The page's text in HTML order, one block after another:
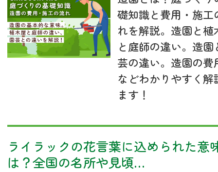
礎知識と費用・施工
れを解説。造園と植
と庭師の違い。造園
芸の違い。造園の費
などわかりやすく解
ます！
ライラックの花言葉に込められた意
は？全国の名所や見頃…